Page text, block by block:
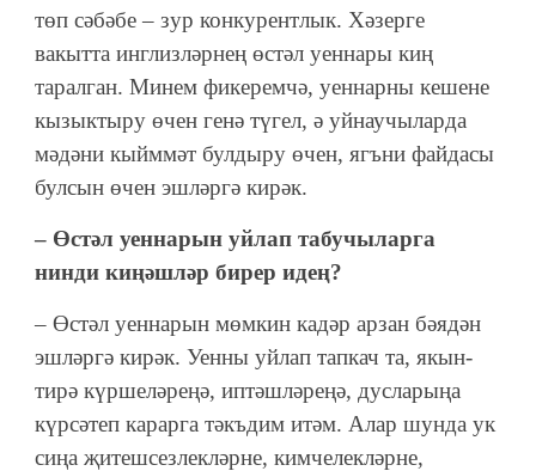
төп сәбәбе – зур конкурентлык. Хәзерге
вакытта инглизләрнең өстәл уеннары киң
таралган. Минем фикеремчә, уеннарны кешене
кызыктыру өчен генә түгел, ә уйнаучыларда
мәдәни кыйммәт булдыру өчен, ягъни файдасы
булсын өчен эшләргә кирәк.
– Өстәл уеннарын уйлап табучыларга
нинди киңәшләр бирер идең?
– Өстәл уеннарын мөмкин кадәр арзан бәядән
эшләргә кирәк. Уенны уйлап тапкач та, якын-
тирә күршеләреңә, иптәшләреңә, дусларыңа
күрсәтеп карарга тәкъдим итәм. Алар шунда ук
сиңа җитешсезлекләрне, кимчелекләрне,